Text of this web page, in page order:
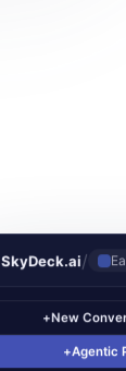
SkyDeck.ai/
+New
+Agentic